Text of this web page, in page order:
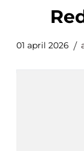
01 april 2026